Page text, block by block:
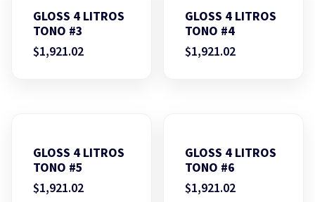
GLOSS 4 LITROS
TONO #3
$1,921.02
GLOSS 4 LITROS
TONO #4
$1,921.02
GLOSS 4 LITROS
TONO #5
$1,921.02
GLOSS 4 LITROS
TONO #6
$1,921.02